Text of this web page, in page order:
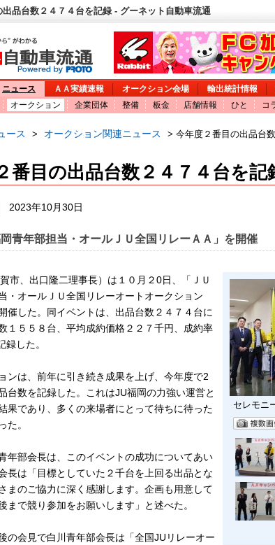
品台数２４７４台を記録 - グーネット自動車流通
ニュース ＡＡ実績速報 オークション会場 輸出統計情報
オークション 企業団体 整備 板金 店舗情報 ひと コ
ース > オークション関連ニュース > 今年度２番目の出品台
番目の出品台数２４７４台を記
2023年10月30日
岡青年部担当・オールＪＵ全国リレーＡＡ」を開催
セレモニ
市、出口隆二理事長）は１０月２0日、「ＪＵ
・オールＪＵ全国リレーオートオークション
催した。同イベントは、出品台数２４７４台に
１５５８台、平均成約価格２２７千円、成約率
録した。
ンは、前年に引き続き成果を上げ、今年度で2
台数を記録した。これはJU福岡の力強い運営と
果であり、多くの来場者にとって待ちに待った
た。
年部会長は、このイベントの成功についてあい
長は「目標としていた２千台を上回る出品とな
まのご協力に深く感謝します。企画も用意して
まで競り参加をお願いします」と述べた。
の会見で白川青年部会長は「全国JUリレーオー